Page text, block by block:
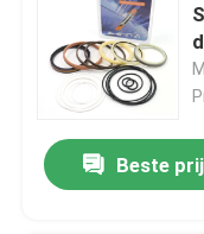
Beste